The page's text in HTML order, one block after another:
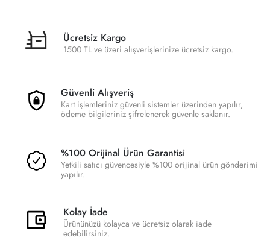
Ücretsiz Kargo
1500 TL ve üzeri alışverişlerinize ücretsiz kargo.
Güvenli Alışveriş
Kart işlemleriniz güvenli sistemler üzerinden yapılır,
ödeme bilgileriniz şifrelenerek güvenle saklanır.
%100 Orijinal Ürün Garantisi
Yetkili satıcı güvencesiyle %100 orijinal ürün gönderimi
yapılır.
Kolay İade
Ürününüzü kolayca ve ücretsiz olarak iade
edebilirsiniz.